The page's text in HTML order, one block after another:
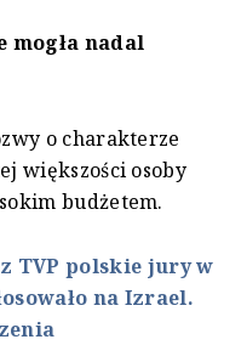
mogła nadal
o charakterze
większości osoby
budżetem.
TVP polskie jury w
na Izrael.